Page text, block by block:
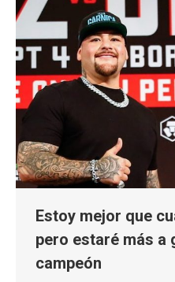
Estoy mejor que
pero estaré más a
campeón